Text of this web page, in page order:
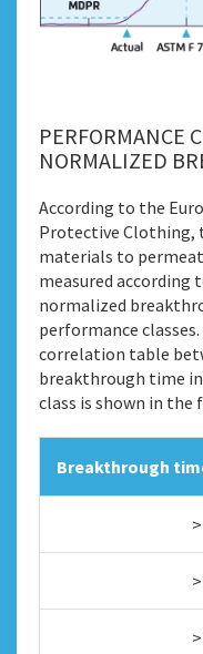
PERFORMANCE
NORMALIZED
According to the
Protective Clothing,
materials to
measured according
normalized
performance
correlation table
breakthrough time
class is shown in
Breakthrough